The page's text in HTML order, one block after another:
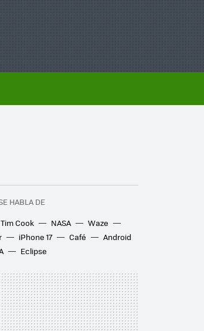
HABLA DE
Tim Cook NASA
Waze
iPhone 17 Café
Android
Eclipse